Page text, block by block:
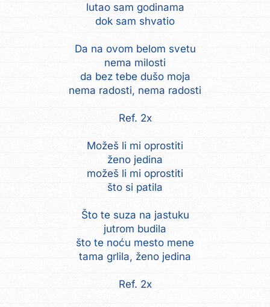
lutao sam godinama
dok sam shvatio
Da na ovom belom svetu
nema milosti
da bez tebe dušo moja
nema radosti, nema radosti
Ref. 2x
Možeš li mi oprostiti
ženo jedina
možeš li mi oprostiti
što si patila
Što te suza na jastuku
jutrom budila
što te noću mesto mene
tama grlila, ženo jedina
Ref. 2x